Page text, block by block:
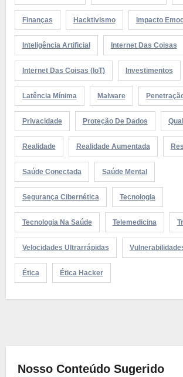
Finanças Hacktivismo Impacto
Inteligência Artificial Internet Das Coisas
Internet Das Coisas (IoT) Investimentos
Latência Mínima Malware
Privacidade Proteção De Dados
Realidade Realidade Aumentada
Saúde Conectada Saúde Mental
Segurança Cibernética Tecnologia
Tecnologia Na Saúde Telemedicina
Velocidades Ultrarrápidas
Ética Ética Hacker
Nosso Conteúdo Sugerido